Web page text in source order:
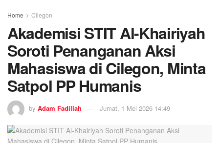
Home Cilegon
Akademisi STIT Al-Khairiyah
Soroti Penanganan Aksi
Mahasiswa di Cilegon, Minta
Satpol PP Humanis
by Adam Fadillah Jumat, 1 Mei 2026 14:49